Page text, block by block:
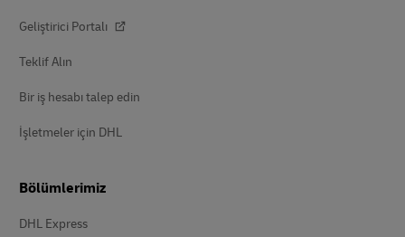
Geliştirici Portalı
Teklif Alın
Bir iş hesabı talep edin
İşletmeler için DHL
Bölümlerimiz
DHL Express